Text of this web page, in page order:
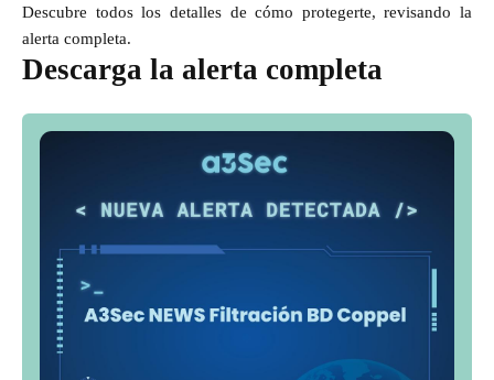
Descubre todos los detalles de cómo protegerte, revisando la
alerta completa.
Descarga la alerta completa